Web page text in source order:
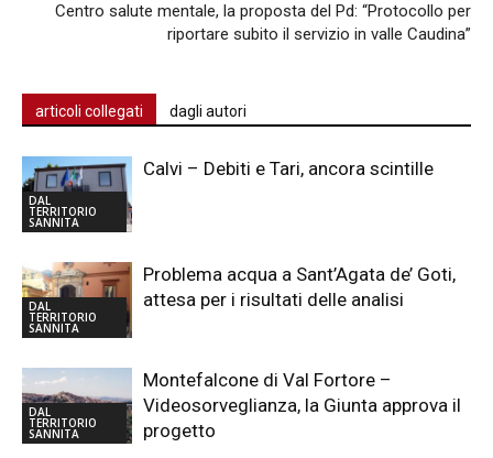
Centro salute mentale, la proposta del Pd: “Protocollo per
riportare subito il servizio in valle Caudina”
articoli collegati dagli autori
DAL
TERRITORIO
SANNITA
Calvi – Debiti e Tari, ancora scintille
DAL
TERRITORIO
SANNITA
Problema acqua a Sant’Agata de’ Goti,
attesa per i risultati delle analisi
DAL
TERRITORIO
SANNITA
Montefalcone di Val Fortore –
Videosorveglianza, la Giunta approva il
progetto